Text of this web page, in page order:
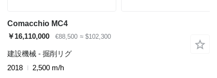
Comacchio MC4
￥16,110,000
€88,500 ≈ $102,300
建設機械 - 掘削リグ
2018
2,500 m/h